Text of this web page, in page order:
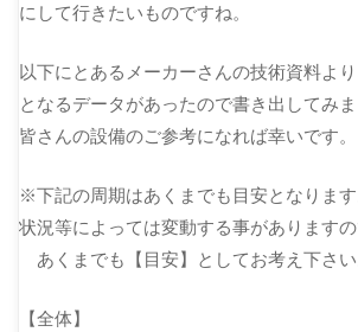
にして行きたいものですね。
以下にとあるメーカーさんの技術資料よ
となるデータがあったので書き出してみま
皆さんの設備のご参考になれば幸いです。
※下記の周期はあくまでも目安となりま
状況等によっては変動する事があります
あくまでも【目安】としてお考え下さい
【全体】